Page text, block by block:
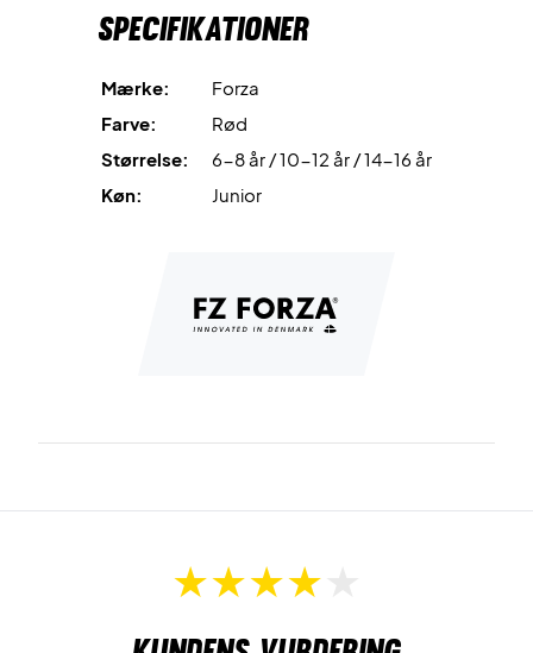
Specifikationer
Mærke:
Forza
Farve:
Rød
Størrelse:
6-8 år / 10-12 år / 14-16 år
Køn:
Junior